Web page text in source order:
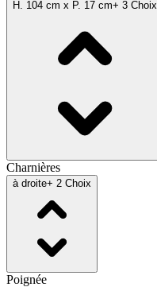
H. 104 cm x P. 17 cm+ 3 Choix
Charnières
à droite+ 2 Choix
Poignée